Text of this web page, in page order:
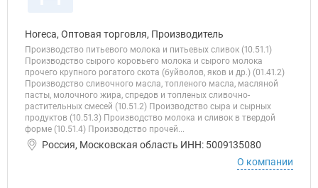
Horeca, Оптовая торговля, Производитель
Производство питьевого молока и питьевых сливок (10.51.1)
Производство сырого коровьего молока и сырого молока
прочего крупного рогатого скота (буйволов, яков и др.) (01.41.2)
Производство сливочного масла, топленого масла, масляной
пасты, молочного жира, спредов и топленых сливочно-
растительных смесей (10.51.2) Производство сыра и сырных
продуктов (10.51.3) Производство молока и сливок в твердой
форме (10.51.4) Производство прочей...
Россия, Московская область ИНН: 5009135080
О компании